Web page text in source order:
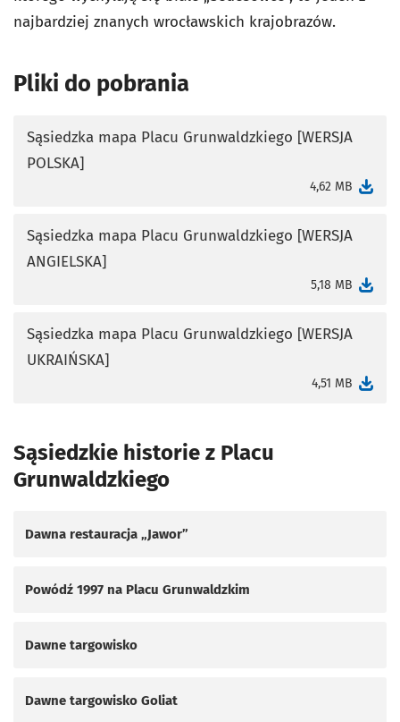
najbardziej znanych wrocławskich krajobrazów.
Pliki do pobrania
Sąsiedzka mapa Placu Grunwaldzkiego [WERSJA
POLSKA]
4,62 MB
otworzy się w nowej karcie
Sąsiedzka mapa Placu Grunwaldzkiego [WERSJA
ANGIELSKA]
5,18 MB
otworzy się w nowej karcie
Sąsiedzka mapa Placu Grunwaldzkiego [WERSJA
UKRAIŃSKA]
4,51 MB
otworzy się w nowej karcie
Sąsiedzkie historie z Placu
Grunwaldzkiego
Dawna restauracja „Jawor”
Powódź 1997 na Placu Grunwaldzkim
Dawne targowisko
Dawne targowisko Goliat